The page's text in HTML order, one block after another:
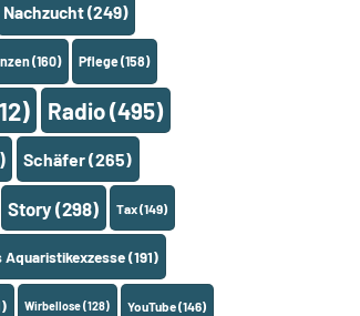
Nachzucht(249)
(160) Pflege(158)
Radio(495)
Schäfer(265)
Story (298) Tax(149)
Aquaristikexzesse(191)
Wirbellose(128) YouTube(146)